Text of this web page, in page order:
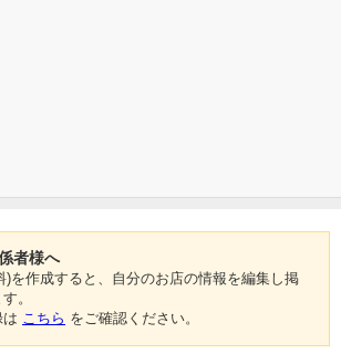
者様へ
)を作成すると、自分のお店の情報を編集し掲
。
こちら をご確認ください。